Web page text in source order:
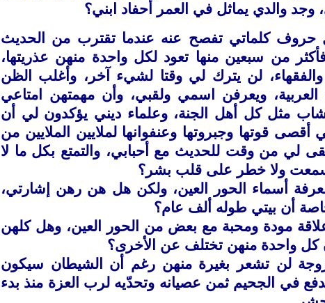
والدي يماثل في العمر أحفاد ابني؟
حروف كلماتي تفصح عنه عندما تقترب من الحديث
من سبعين منها تعود لكل واحدة منهن عذريتها،
والفقهاء، لن يترك لي وقتا لشيء آخر، وأغلب الظن
العربية، ويعرفن اسمي ولقبي، وأن مهمتهن امتاعي
شاب مثل كل أهل الجنة، وعلماء ديني يؤكدون لي أن
قوتها وجبروتها وعنفوانها لملايين الملايين من
لي من وقت للحديث مع أحبابي، والتمتع بكل ما لا
ولا خطر على قلب بشر؟
أسماء الحور العين، ولكن هل هن رهن إشارتي،
أن بيتي طوله ألف عام؟
مودة ومحبة مع بعض من الحور العين، وهل كلهن
كل واحدة منهن تختلف عن الأخرى؟
لن تشعر بغيرة منهن رغم أن الشيطان سيكون
في الجحيم ثمن عصيانه وتحدّيه لرب العزة منذ بدء